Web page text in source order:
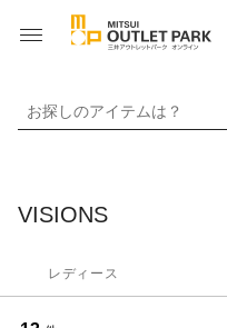
お探しのアイテムは？
VISIONS
レディース